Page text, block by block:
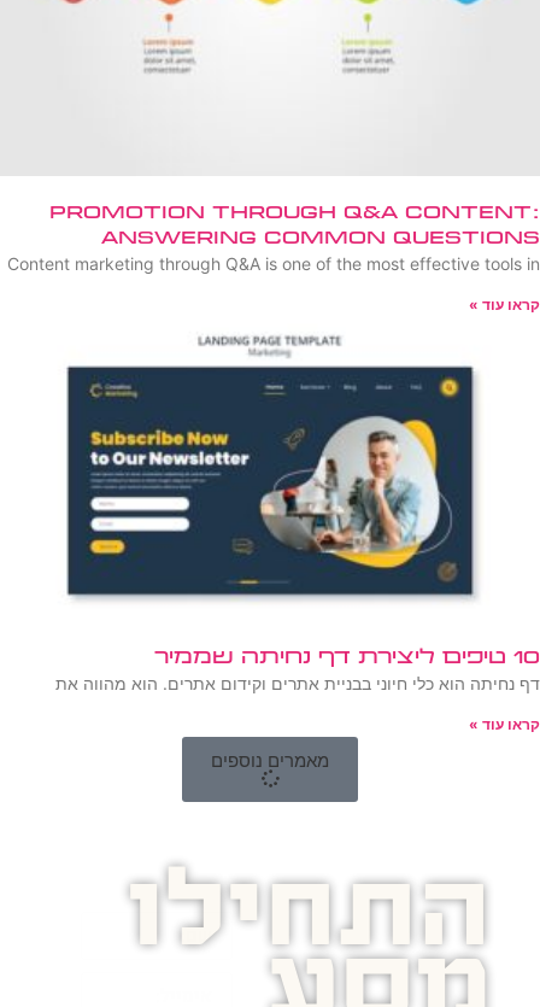
Promotion Through Q&A Content:
Answering Common Questions
Content marketing through Q&A is one of the most effective tools in
קראו עוד »
10 טיפים ליצירת דף נחיתה שממיר
דף נחיתה הוא כלי חיוני בבניית אתרים וקידום אתרים. הוא מהווה את
קראו עוד »
מאמרים נוספים
התחילו